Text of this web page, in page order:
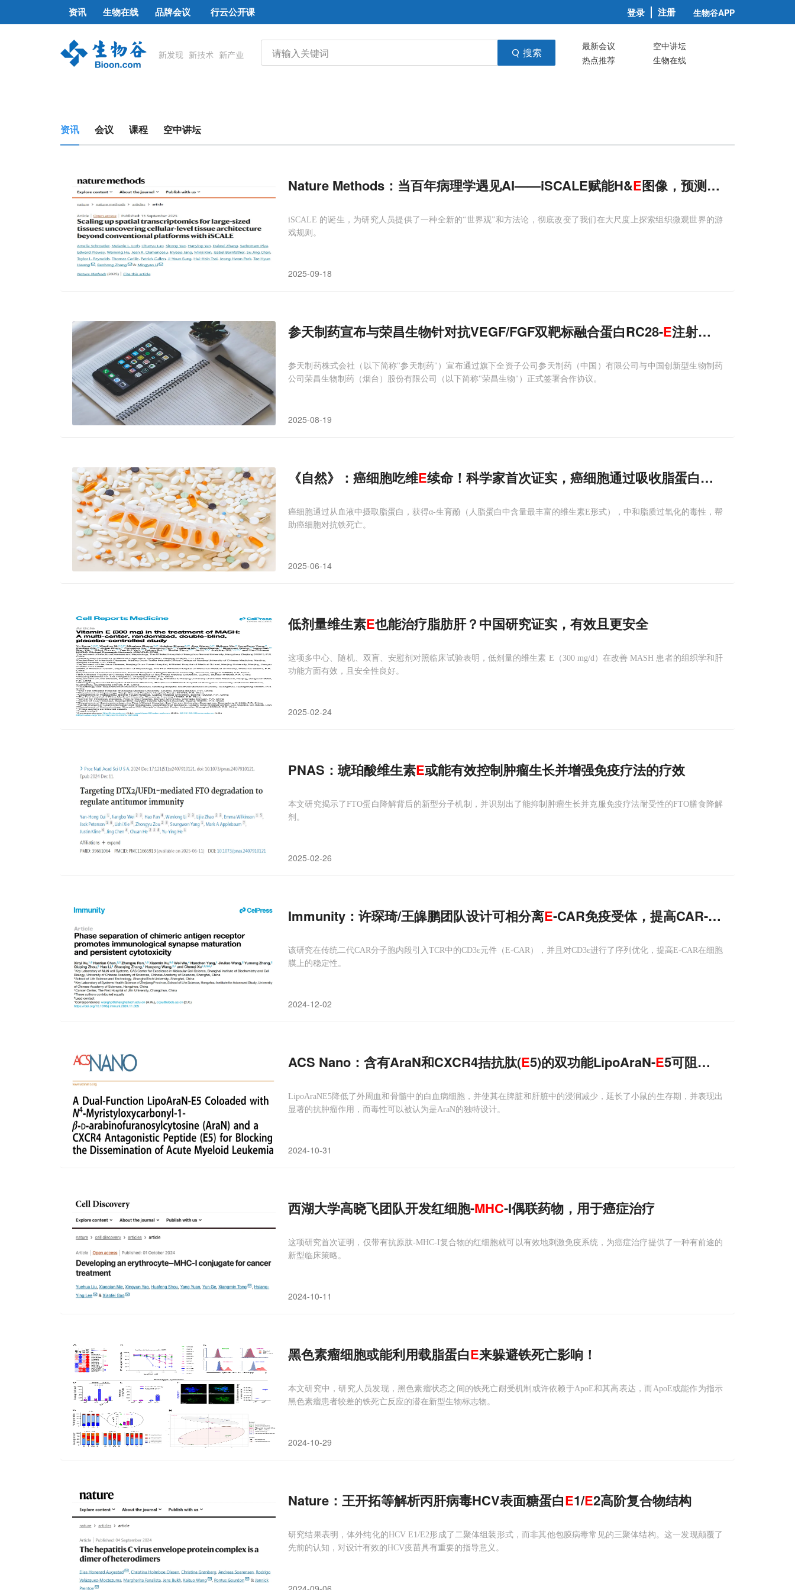
资讯 生物在线 品牌会议 行云公开课 登录 注册 生物谷APP
搜索 最新会议
空中讲坛
热点推荐
生物在线
资讯 会议 课程 空中讲坛
Nature Methods：当百年病理学遇见AI——iSCALE赋能H&E图像，预测细胞级空间转
iSCALE 的诞生，为研究人员提供了一种全新的“世界观”和方法论，彻底改变了我们在大尺度上探索组织微观世界的游
戏规则。
2025-09-18
参天制药宣布与荣昌生物针对抗VEGF/FGF双靶标融合蛋白RC28-E注射液达成授权合作
参天制药株式会社（以下简称"参天制药"）宣布通过旗下全资子公司参天制药（中国）有限公司与中国创新型生物制药
公司荣昌生物制药（烟台）股份有限公司（以下简称"荣昌生物"）正式签署合作协议。
2025-08-19
《自然》：癌细胞吃维E续命！科学家首次证实，癌细胞通过吸收脂蛋白获取维生素
癌细胞通过从血液中摄取脂蛋白，获得α-生育酚（人脂蛋白中含量最丰富的维生素E形式），中和脂质过氧化的毒性，帮
助癌细胞对抗铁死亡。
2025-06-14
低剂量维生素E也能治疗脂肪肝？中国研究证实，有效且更安全
这项多中心、随机、双盲、安慰剂对照临床试验表明，低剂量的维生素 E（300 mg/d）在改善 MASH 患者的组织学和肝
功能方面有效，且安全性良好。
2025-02-24
PNAS：琥珀酸维生素E或能有效控制肿瘤生长并增强免疫疗法的疗效
本文研究揭示了FTO蛋白降解背后的新型分子机制，并识别出了能抑制肿瘤生长并克服免疫疗法耐受性的FTO膳食降解
剂。
2025-02-26
Immunity：许琛琦/王皞鹏团队设计可相分离E-CAR免疫受体，提高CAR-T细胞免疫力
该研究在传统二代CAR分子胞内段引入TCR中的CD3ε元件（E-CAR），并且对CD3ε进行了序列优化，提高E-CAR在细胞
膜上的稳定性。
2024-12-02
ACS Nano：含有AraN和CXCR4拮抗肽(E5)的双功能LipoAraN-E5可阻断急性髓系白血
LipoAraNE5降低了外周血和骨髓中的白血病细胞，并使其在脾脏和肝脏中的浸润减少，延长了小鼠的生存期，并表现出
显著的抗肿瘤作用，而毒性可以被认为是AraN的独特设计。
2024-10-31
西湖大学高晓飞团队开发红细胞-MHC-I偶联药物，用于癌症治疗
这项研究首次证明，仅带有抗原肽-MHC-I复合物的红细胞就可以有效地刺激免疫系统，为癌症治疗提供了一种有前途的
新型临床策略。
2024-10-11
黑色素瘤细胞或能利用载脂蛋白E来躲避铁死亡影响！
本文研究中，研究人员发现，黑色素瘤状态之间的铁死亡耐受机制或许依赖于ApoE和其高表达，而ApoE或能作为指示
黑色素瘤患者较差的铁死亡反应的潜在新型生物标志物。
2024-10-29
Nature：王开拓等解析丙肝病毒HCV表面糖蛋白E1/E2高阶复合物结构
研究结果表明，体外纯化的HCV E1/E2形成了二聚体组装形式，而非其他包膜病毒常见的三聚体结构。这一发现颠覆了
先前的认知，对设计有效的HCV疫苗具有重要的指导意义。